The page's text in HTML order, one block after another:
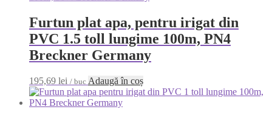
Furtun plat apa, pentru irigat din
PVC 1.5 toll lungime 100m, PN4
Breckner Germany
195,69 lei / buc Adaugă în coș